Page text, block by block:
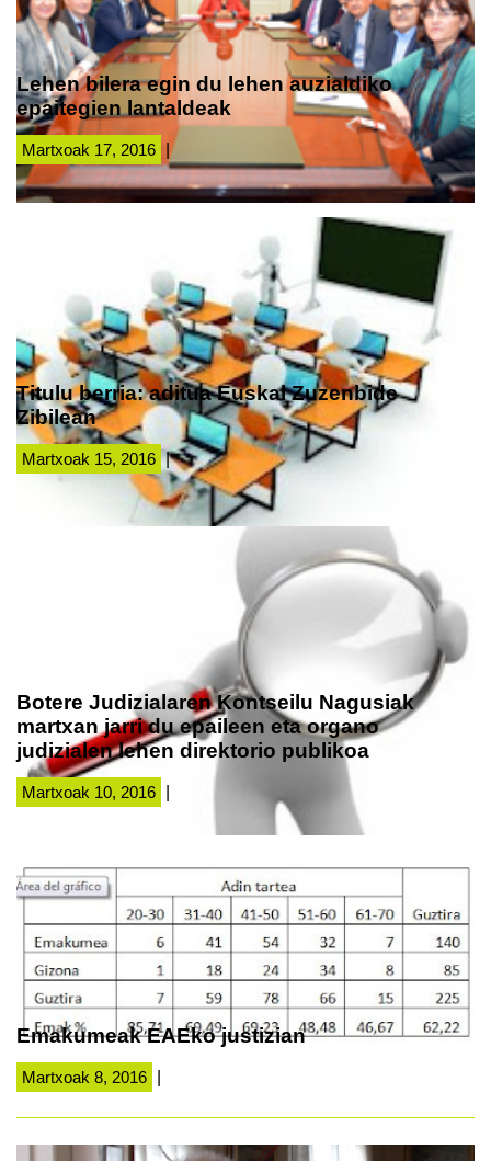
Lehen bilera egin du lehen auzialdiko
epaitegien lantaldeak
Martxoak 17, 2016
Titulu berria: aditua Euskal Zuzenbide
Zibilean
Martxoak 15, 2016 |
Botere Judizialaren Kontseilu Nagusiak
martxan jarri du epaileen eta organo
judizialen lehen direktorio publikoa
Martxoak 10, 2016
Emakumeak EAEko justizian
Martxoak 8, 2016